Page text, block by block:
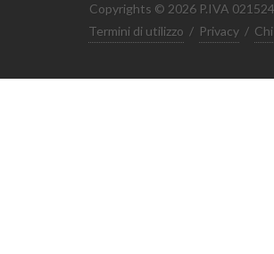
Copyrights © 2026 P.IVA
Termini di utilizzo / Privacy /